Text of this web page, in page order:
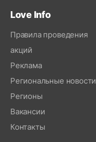
Love Info
Правила проведения
акций
Реклама
Региональные новости
Регионы
Вакансии
Контакты